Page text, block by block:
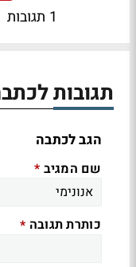
1 תגובות
תגובות
הגב לכתבה
שם המגיב *
כותרת תגובה *